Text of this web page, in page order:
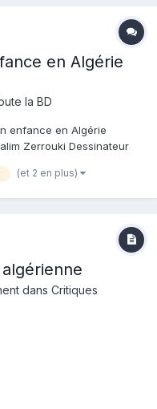
en Algérie
la BD
enfance en Algérie
Zerrouki Dessinateur
Zerrouki a grandi en
(et 2 en plus)
dans Critiques